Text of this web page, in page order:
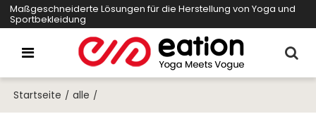
Maßgeschneiderte Lösungen für die Herstellung von Yoga und
Sportbekleidung
Startseite / alle /